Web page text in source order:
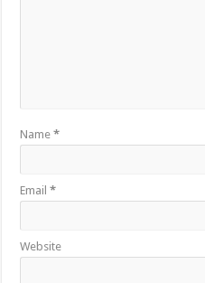
Name*
Email*
Website